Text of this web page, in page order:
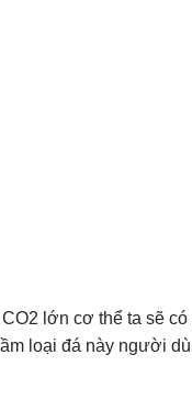
lớn cơ thể ta sẽ có
loại đá này người